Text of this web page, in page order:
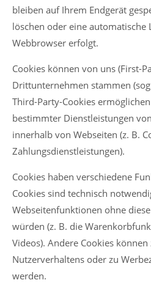
bleiben auf Ihrem Endgerät
löschen oder eine automatische
Webbrowser erfolgt.
Cookies können von uns (First-
Drittunternehmen stammen
Third-Party-Cookies
bestimmter Dienstleistungen
innerhalb von Webseiten (z. B.
Zahlungsdienstleistungen).
Cookies haben verschiedene
Cookies sind technisch
Webseitenfunktionen ohne
würden (z. B. die
Videos). Andere Cookies
Nutzerverhaltens oder zu
werden.